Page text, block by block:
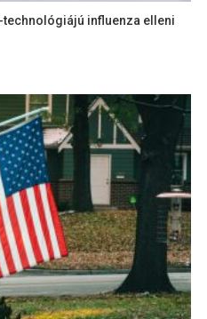
technológiájú influenza elleni